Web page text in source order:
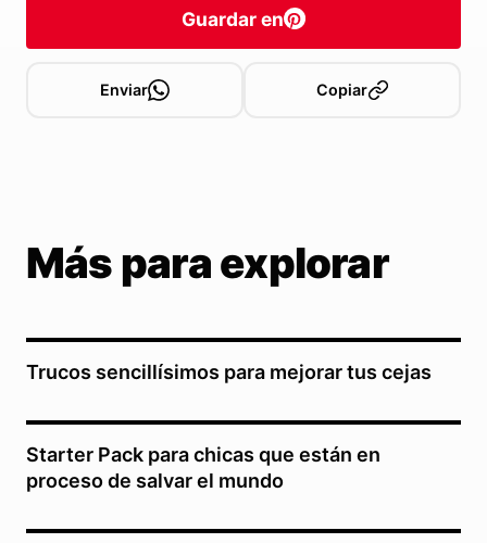
Guardar en
Enviar Copiar
Más para explorar
Trucos sencillísimos para mejorar tus cejas
Starter Pack para chicas que están en
proceso de salvar el mundo